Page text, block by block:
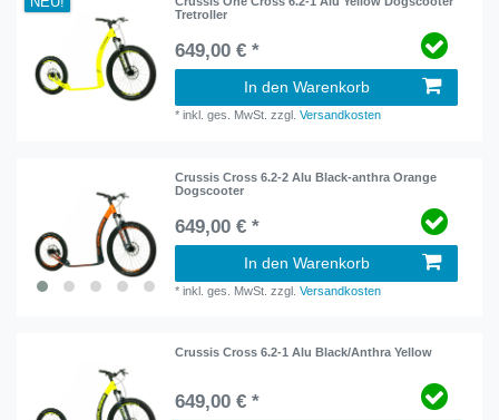
Tretroller
649,00 € *
In den Warenkorb
*inkl. ges. MwSt. zzgl.Versandkosten
Crussis Cross 6.2-2 Alu Black-anthra Orange
Dogscooter
649,00 € *
In den Warenkorb
*inkl. ges. MwSt. zzgl.Versandkosten
Crussis Cross 6.2-1 Alu Black/Anthra Yellow
649,00 € *